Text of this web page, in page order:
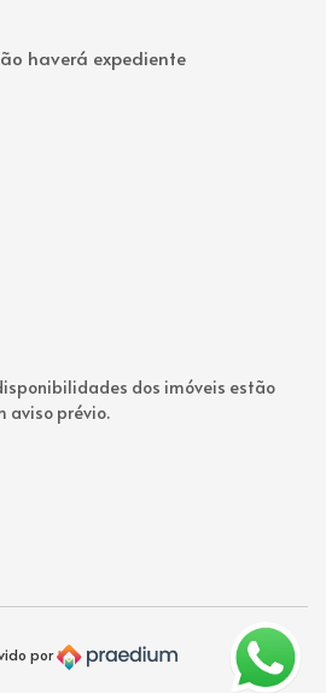
haverá expediente
dos imóveis estão
aviso prévio.
por